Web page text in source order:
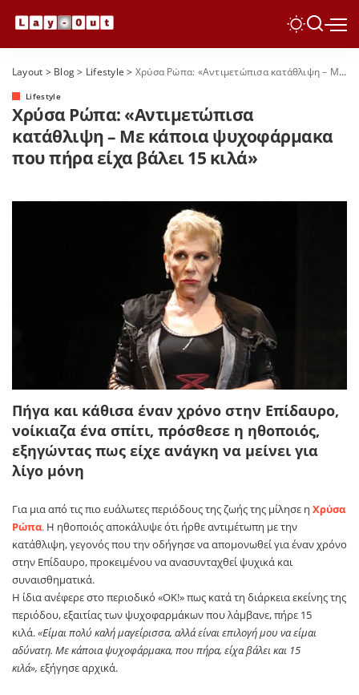
Layout > Blog> Lifestyle > Χρύσα Ρώπα: «Αντιμετώπισα κατάθλιψη – Με κάποια ψυχοφάρμακα που πήρα είχα βάλει 15 κιλά»
Lifestyle
Χρύσα Ρώπα: «Αντιμετώπισα
κατάθλιψη – Με κάποια ψυχοφάρμακα
που πήρα είχα βάλει 15 κιλά»
Πήγα και κάθισα έναν χρόνο στην Επίδαυρο,
νοίκιαζα ένα σπίτι, πρόσθεσε η ηθοποιός,
εξηγώντας πως είχε ανάγκη να μείνει για
λίγο μόνη
Για μια από τις πιο ευάλωτες περιόδους της ζωής της μίλησε η Χρύσα
Ρώπα. Η ηθοποιός αποκάλυψε ότι ήρθε αντιμέτωπη με την
κατάθλιψη, γεγονός που την οδήγησε να απομονωθεί για έναν χρόνο
στην Επίδαυρο, προκειμένου να ανασυνταχθεί ψυχικά και
συναισθηματικά.
Η ίδια ανέφερε στο περιοδικό «ΟΚ!» πως κατά τη διάρκεια εκείνης της
περιόδου, εξαιτίας των ψυχοφαρμάκων που λάμβανε, πήρε 15
κιλά.«Είμαι πολύ καλή μαγείρισσα, αλλά είναι επιλογή μου να είμαι
αδύνατη. Με κάποια ψυχοφάρμακα, που πήρα, είχα βάλει και 15
κιλά», εξήγησε αρχικά.